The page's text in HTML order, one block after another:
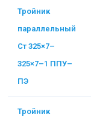
Тройник
параллельный
Ст 325×7–
325×7–1 ППУ–
ПЭ
Тройник